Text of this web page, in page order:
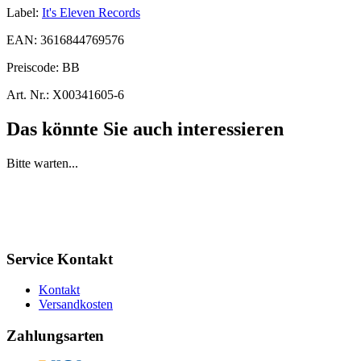
Label: It's Eleven Records
EAN: 3616844769576
Preiscode: BB
Art. Nr.: X00341605-6
Das könnte Sie auch interessieren
Bitte warten...
Service Kontakt
Kontakt
Versandkosten
Zahlungsarten